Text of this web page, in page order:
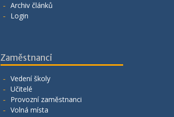
Archiv článků
Login
Zaměstnanci
Vedení školy
Učitelé
Provozní zaměstnanci
Volná místa